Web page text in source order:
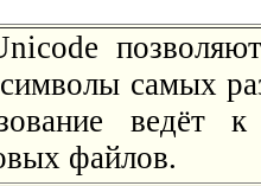
самых
ведёт к
файлов.